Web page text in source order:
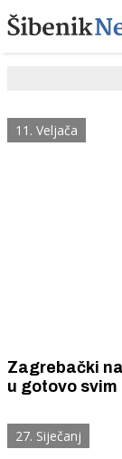
11. Veljača
Zagrebački
u gotovo
vjeru
27. Siječanj